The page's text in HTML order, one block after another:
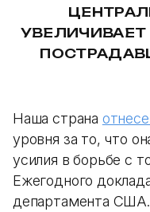
Наша страна
уровня за то, что
усилия в борьбе с
Ежегодного
департамента